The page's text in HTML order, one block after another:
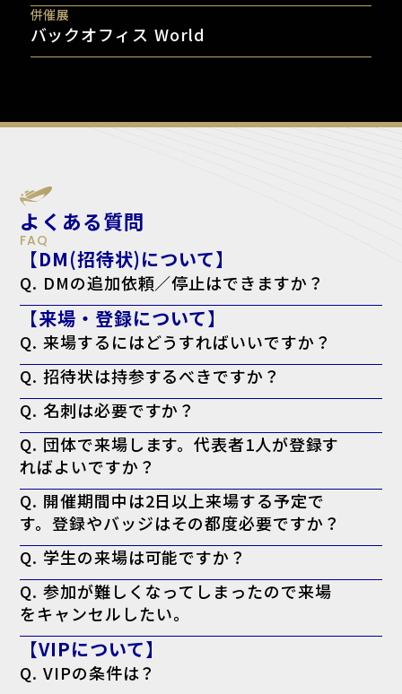
併催展
バックオフィス World
よくある質問
FAQ
【DM(招待状)について】
Q. DMの追加依頼／停止はできますか？
追加依頼の方はこちら
停止の方こちら
【来場・登録について】
Q. 来場するにはどうすればいいですか？
ッジ（入場証）」を印刷してお持ちください。当日会場でも印刷可能で
すが、混雑回避のため事前の印刷を推奨しております。なお、名刺の提
出は不要です。
Q. 招待状は持参するべきですか？
※特にVIP招待状がお手元に届いてる方で、印刷したバッジに「VIP」
と表示されない場合、バッジに加えてお手元の「VIP招待状」を当日会
場受付までお持ちください。
Q. 名刺は必要ですか？
場可能です。
Q. 団体で来場します。代表者1人が登録す
ればよいですか？
いたします。
Q. 開催期間中は2日以上来場する予定で
す。登録やバッジはその都度必要ですか？
て何度でもご入場いただけます。
Q. 学生の来場は可能ですか？
中の方や、業界への就職をご検討中の学生の方はご来場いただけます。
Q. 参加が難しくなってしまったので来場
をキャンセルしたい。
て結構です。
【VIPについて】
Q. VIPの条件は？